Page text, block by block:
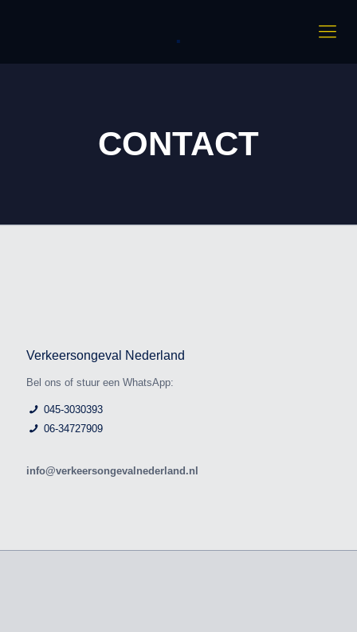
.
CONTACT
Verkeersongeval Nederland
Bel ons of stuur een WhatsApp:
045-3030393
06-34727909
info@verkeersongevalnederland.nl